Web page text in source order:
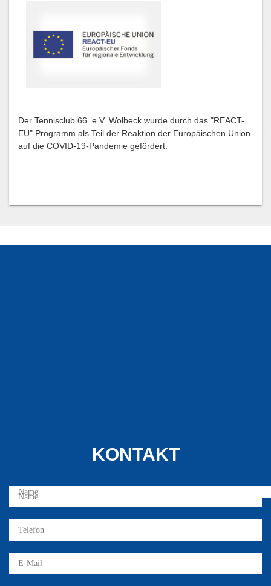
Der Tennisclub 66 e.V. Wolbeck wurde durch das "REACT-
EU" Programm als Teil der Reaktion der Europäischen Union
auf die COVID-19-Pandemie gefördert.
KONTAKT